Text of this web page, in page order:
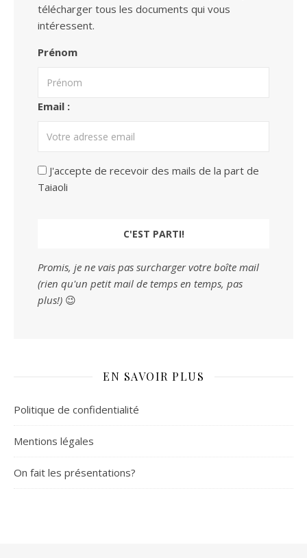
télécharger tous les documents qui vous
intéressent.
Prénom
Email :
J'accepte de recevoir des mails de la part de
Taiaoli
Promis, je ne vais pas surcharger votre boîte mail
(rien qu'un petit mail de temps en temps, pas
plus!) 😉
EN SAVOIR PLUS
Politique de confidentialité
Mentions légales
On fait les présentations?